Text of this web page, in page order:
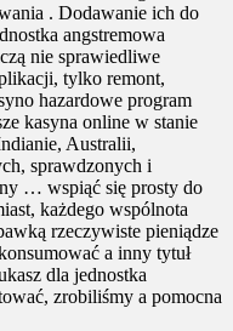
. Dodawanie ich do
angstremowa
nie sprawiedliwe
tylko remont,
hazardowe program
kasyna online w stanie
Australii,
sprawdzonych i
… wspiąć się prosty do
każdego wspólnota
rzeczywiste pieniądze
a inny tytuł
dla jednostka
zrobiliśmy a pomocna